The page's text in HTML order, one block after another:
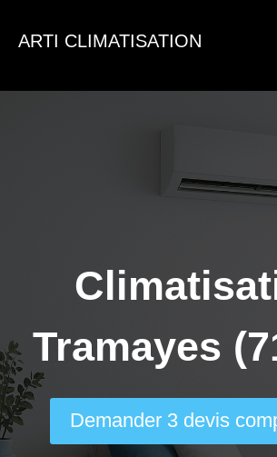
ARTI CLIMATISATION
Tramayes
Demander 3 devis